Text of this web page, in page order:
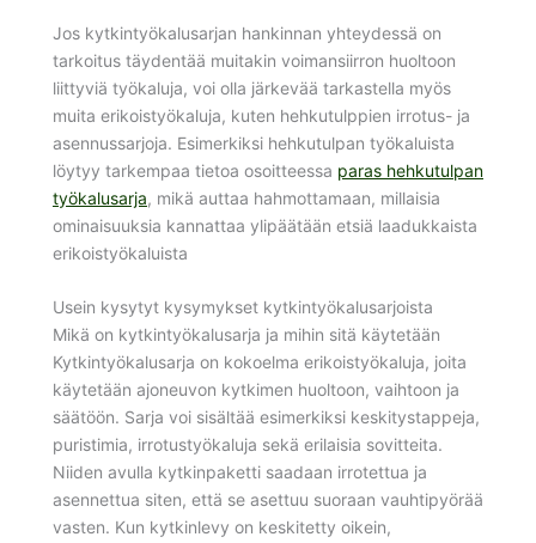
Jos kytkintyökalusarjan hankinnan yhteydessä on
tarkoitus täydentää muitakin voimansiirron huoltoon
liittyviä työkaluja, voi olla järkevää tarkastella myös
muita erikoistyökaluja, kuten hehkutulppien irrotus- ja
asennussarjoja. Esimerkiksi hehkutulpan työkaluista
löytyy tarkempaa tietoa osoitteessa paras hehkutulpan
työkalusarja, mikä auttaa hahmottamaan, millaisia
ominaisuuksia kannattaa ylipäätään etsiä laadukkaista
erikoistyökaluista
Usein kysytyt kysymykset kytkintyökalusarjoista
Mikä on kytkintyökalusarja ja mihin sitä käytetään
Kytkintyökalusarja on kokoelma erikoistyökaluja, joita
käytetään ajoneuvon kytkimen huoltoon, vaihtoon ja
säätöön. Sarja voi sisältää esimerkiksi keskitystappeja,
puristimia, irrotustyökaluja sekä erilaisia sovitteita.
Niiden avulla kytkinpaketti saadaan irrotettua ja
asennettua siten, että se asettuu suoraan vauhtipyörää
vasten. Kun kytkinlevy on keskitetty oikein,